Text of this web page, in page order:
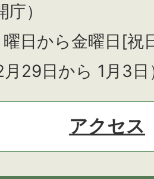
）
日から金曜日[祝
29日から 1月3
アクセス